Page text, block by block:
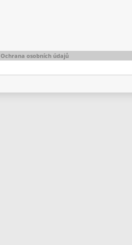
Ochrana osobních údajů